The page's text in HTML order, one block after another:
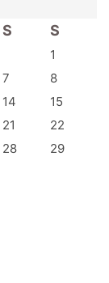
S S
1
7
8
14
15
21
22
28
29